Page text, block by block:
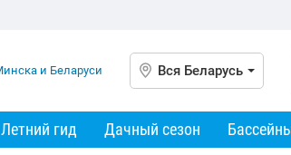
Вся Беларусь
Летний гид Дачный сезон